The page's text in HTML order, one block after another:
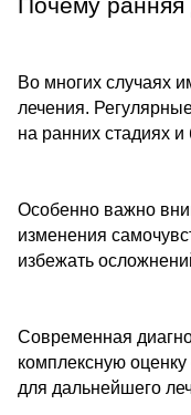
Во многих случаях
лечения.
на ранних стадиях
Особенно важно
изменения
избежать
Современная
комплексную
для дальнейшего